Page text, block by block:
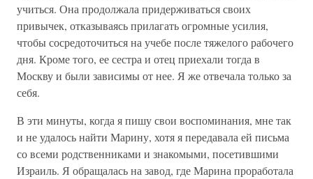
учиться. Она продолжала придерживаться своих
привычек, отказываясь прилагать огромные усилия,
чтобы сосредоточиться на учебе после тяжелого рабочего
дня. Кроме того, ее сестра и отец приехали тогда в
Москву и были зависимы от нее. Я же отвечала только за
себя.
В эти минуты, когда я пишу свои воспоминания, мне так
и не удалось найти Марину, хотя я передавала ей письма
со всеми родственниками и знакомыми, посетившими
Израиль. Я обращалась на завод, где Марина проработала